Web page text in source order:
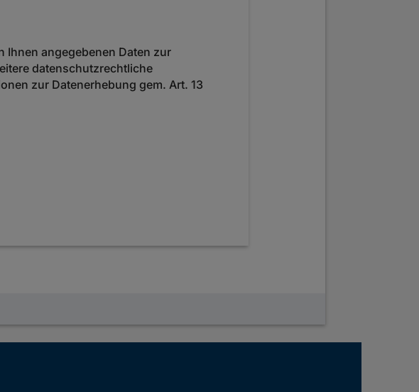
Ihnen angegebenen Daten zur
datenschutzrechtliche
zur Datenerhebung gem. Art. 13